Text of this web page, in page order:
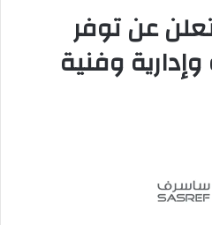
عن توفر
وفنية